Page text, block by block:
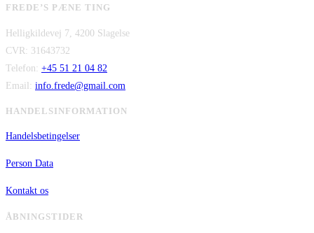
var:
er:
FREDE’S PÆNE TING
Helligkildevej 7, 4200 Slagelse
CVR: 31643732
Telefon: +45 51 21 04 82
Email: info.frede@gmail.com
HANDELSINFORMATION
Handelsbetingelser
Person Data
Kontakt os
ÅBNINGSTIDER